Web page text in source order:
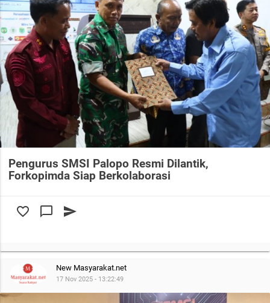
Pengurus SMSI Palopo Resmi Dilantik,
Forkopimda Siap Berkolaborasi
favorite_border chat_bubble_outline send
New Masyarakat.net
17 Nov 2025 - 13:22:49